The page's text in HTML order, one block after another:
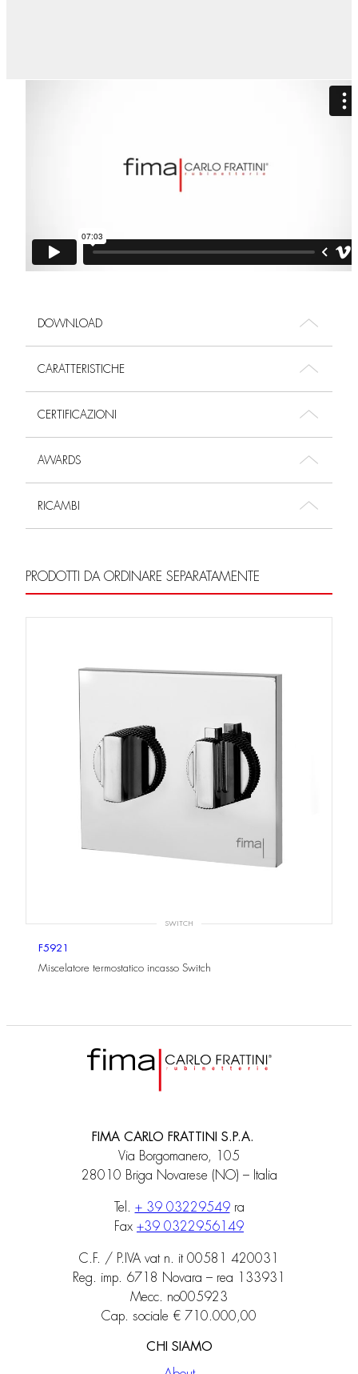
DOWNLOAD
CARATTERISTICHE
CERTIFICAZIONI
AWARDS
RICAMBI
PRODOTTI DA ORDINARE SEPARATAMENTE
SWITCH
F5921
Miscelatore termostatico incasso Switch
FIMA CARLO FRATTINI S.P.A.
Via Borgomanero, 105
28010 Briga Novarese (NO) – Italia
Tel. + 39 03229549ra
Fax +39 0322956149
C.F. / P.IVA vat n. it 00581 420031
Reg. imp. 6718 Novara – rea 133931
Mecc. no005923
Cap. sociale € 710.000,00
CHI SIAMO